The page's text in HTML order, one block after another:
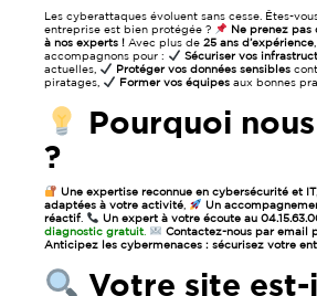
Les cyberattaques évoluent sans cesse. Êtes-
entreprise est bien protégée ?
Ne prenez pas
à nos experts ! Avec plus de25 ans d’expérience
accompagnons pour :
Sécuriser vos
actuelles,
Protéger vos données sensibles
piratages,
Former vos équipesaux bonnes
Pourquoi
?
Une expertise reconnue en cybersécurité et IT,
adaptées à votre activité
Un
réactif
Un expert à votre écoute au
diagnostic gratuit
Contactez-nous par email
Anticipez les cybermenaces : sécurisez votre
Votre site est-il